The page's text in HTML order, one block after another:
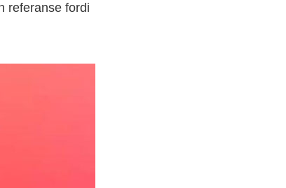
referanse fordi